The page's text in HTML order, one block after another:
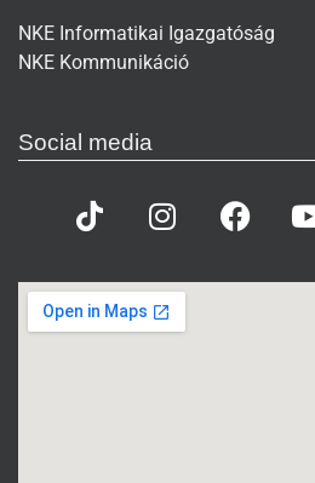
NKE Informatikai Igazgatóság
NKE Kommunikáció
Social media